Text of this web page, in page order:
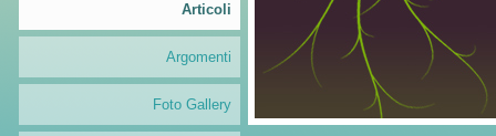
Articoli
Argomenti
Foto Gallery